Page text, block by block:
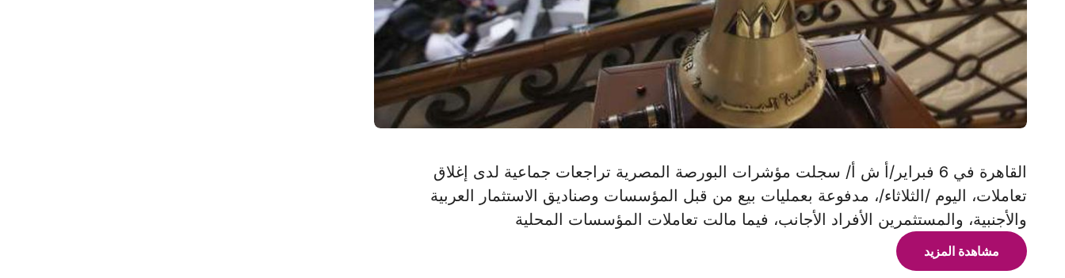
القاهرة في 6 فبراير/أ ش أ/ سجلت مؤشرات البورصة المصرية تراجعات جماعية لدى إغلاق
تعاملات، اليوم /الثلاثاء/، مدفوعة بعمليات بيع من قبل المؤسسات وصناديق الاستثمار العربية
والأجنبية، والمستثمرين الأفراد الأجانب، فيما مالت تعاملات المؤسسات المحلية
مشاهدة المزيد